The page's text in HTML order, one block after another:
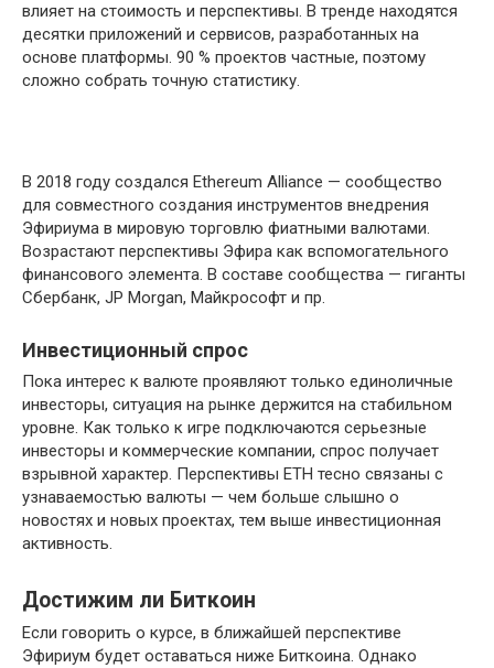
влияет на стоимость и перспективы. В тренде находятся
десятки приложений и сервисов, разработанных на
основе платформы. 90 % проектов частные, поэтому
сложно собрать точную статистику.
В 2018 году создался Ethereum Alliance — сообщество
для совместного создания инструментов внедрения
Эфириума в мировую торговлю фиатными валютами.
Возрастают перспективы Эфира как вспомогательного
финансового элемента. В составе сообщества — гиганты
Сбербанк, JP Morgan, Майкрософт и пр.
Инвестиционный спрос
Пока интерес к валюте проявляют только единоличные
инвесторы, ситуация на рынке держится на стабильном
уровне. Как только к игре подключаются серьезные
инвесторы и коммерческие компании, спрос получает
взрывной характер. Перспективы ETH тесно связаны с
узнаваемостью валюты — чем больше слышно о
новостях и новых проектах, тем выше инвестиционная
активность.
Достижим ли Биткоин
Если говорить о курсе, в ближайшей перспективе
Эфириум будет оставаться ниже Биткоина. Однако